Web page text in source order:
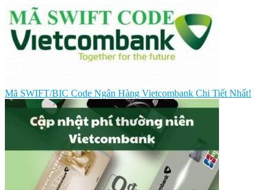
Mã SWIFT/BIC Code Ngân Hàng Vietcombank Chi Tiết Nhất!